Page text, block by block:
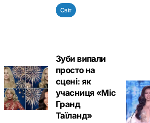
Світ
Зуби випали
просто на
сцені: як
учасниця «Міс
Гранд
Таїланд»